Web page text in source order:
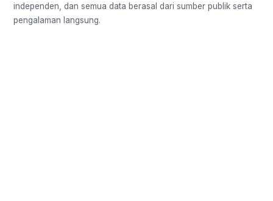
independen, dan semua data berasal dari sumber publik serta
pengalaman langsung.